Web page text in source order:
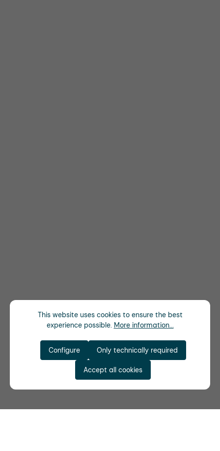
This website uses cookies to ensure the best
experience possible. More information...
Only technically required
Configure
Accept all cookies